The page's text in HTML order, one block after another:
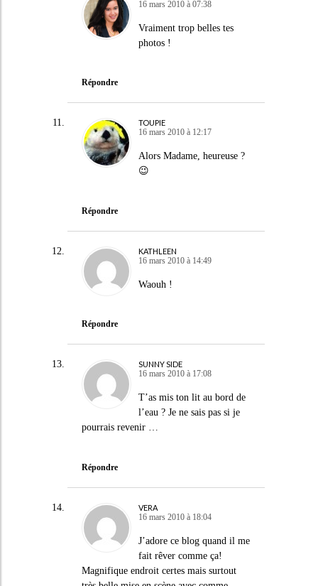
16 mars 2010 à 07:38
Vraiment trop belles tes
photos !
Répondre
TOUPIE
16 mars 2010 à 12:17
Alors Madame, heureuse ?
😉
Répondre
KATHLEEN
16 mars 2010 à 14:49
Waouh !
Répondre
SUNNY SIDE
16 mars 2010 à 17:08
T’as mis ton lit au bord de
l’eau ? Je ne sais pas si je
pourrais revenir …
Répondre
VERA
16 mars 2010 à 18:04
J’adore ce blog quand il me
fait rêver comme ça!
Magnifique endroit certes mais surtout